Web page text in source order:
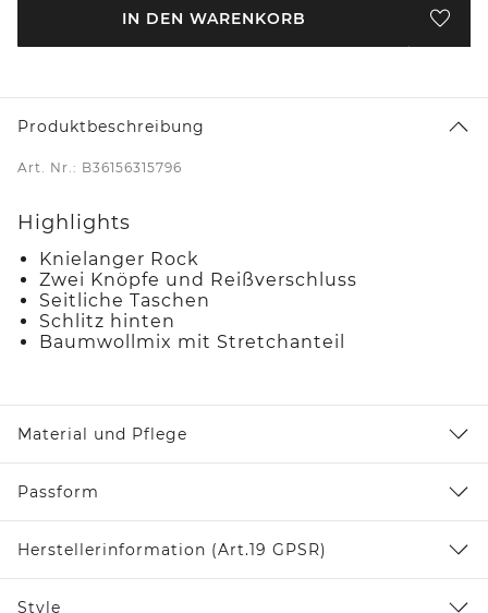
IN DEN WARENKORB
Produktbeschreibung
Art. Nr.: B36156315796
Highlights
Knielanger Rock
Zwei Knöpfe und Reißverschluss
Seitliche Taschen
Schlitz hinten
Baumwollmix mit Stretchanteil
Material und Pflege
Passform
Herstellerinformation (Art.19 GPSR)
Style